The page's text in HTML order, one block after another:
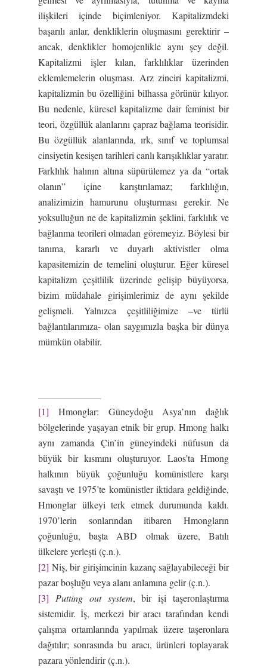
ilişkileri içinde biçimleniyor. Kapitalizmdeki
başarılı anlar, denkliklerin oluşmasını gerektirir –
ancak, denklikler homojenlikle aynı şey değil.
Kapitalizmi işler kılan, farklılıklar üzerinden
eklemlemelerin oluşması. Arz zinciri kapitalizmi,
kapitalizmin bu özelliğini bilhassa görünür kılıyor.
Bu nedenle, küresel kapitalizme dair feminist bir
teori, özgüllük alanlarını çapraz bağlama teorisidir.
Bu özgüllük alanlarında, ırk, sınıf ve toplumsal
cinsiyetin kesişen tarihleri canlı karışıklıklar yaratır.
Farklılık halının altına süpürülemez ya da “ortak
olanın” içine karıştırılamaz; farklılığın,
analizimizin hamurunu oluşturması gerekir. Ne
yoksulluğun ne de kapitalizmin şeklini, farklılık ve
bağlanma teorileri olmadan göremeyiz. Böylesi bir
tanıma, kararlı ve duyarlı aktivistler olma
kapasitemizin de temelini oluşturur. Eğer küresel
kapitalizm çeşitlilik üzerinde gelişip büyüyorsa,
bizim müdahale girişimlerimiz de aynı şekilde
gelişmeli. Yalnızca çeşitliliğimize –ve türlü
bağlantılarımıza- olan saygımızla başka bir dünya
mümkün olabilir.
[1] Hmonglar: Güneydoğu Asya’nın dağlık
bölgelerinde yaşayan etnik bir grup. Hmong halkı
aynı zamanda Çin’in güneyindeki nüfusun da
büyük bir kısmını oluşturuyor. Laos’ta Hmong
halkının büyük çoğunluğu komünistlere karşı
savaştı ve 1975’te komünistler iktidara geldiğinde,
Hmonglar ülkeyi terk etmek durumunda kaldı.
1970’lerin sonlarından itibaren Hmongların
çoğunluğu, başta ABD olmak üzere, Batılı
ülkelere yerleşti (ç.n.).
[2] Niş, bir girişimcinin kazanç sağlayabileceği bir
pazar boşluğu veya alanı anlamına gelir (ç.n.).
[3]
Putting out system, bir işi taşeronlaştırma
sistemidir. İş, merkezi bir aracı tarafından kendi
çalışma ortamlarında yapılmak üzere taşeronlara
dağıtılır; sonrasında bu aracı, ürünleri toplayarak
pazara yönlendirir (ç.n.).